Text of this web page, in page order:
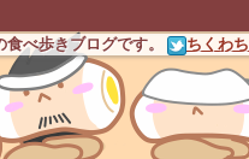
べ歩きブログです。
ちくわ